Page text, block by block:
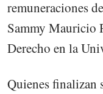
remuneraciones
Sammy Mauricio
Derecho en la
Quienes finalizan